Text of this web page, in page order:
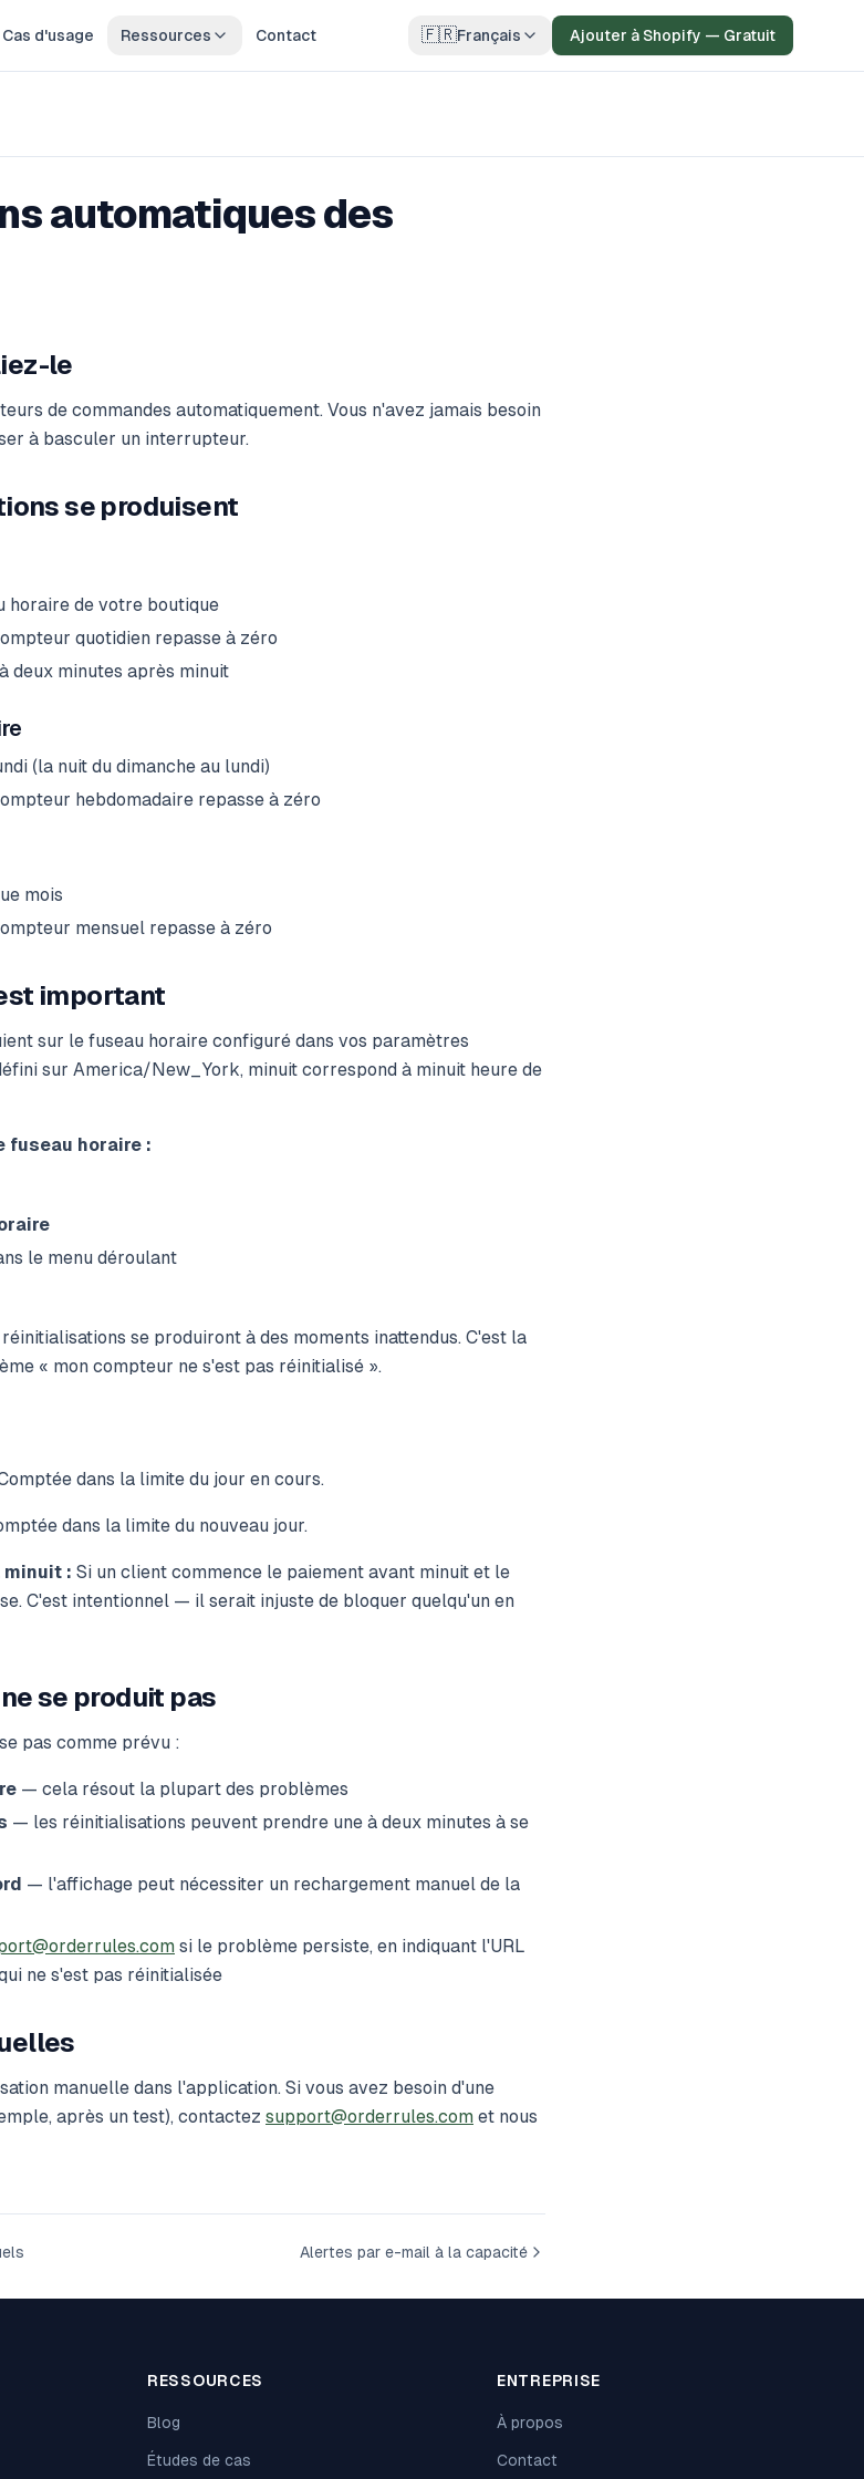
Cas d'usage Ressources Contact 🇫🇷Français Ajouter à Shopify — Gratuit
automatiques des
le
de commandes automatiquement. Vous n'avez jamais besoin
à basculer un interrupteur.
se produisent
horaire de votre boutique
quotidien repasse à zéro
deux minutes après minuit
(la nuit du dimanche au lundi)
hebdomadaire repasse à zéro
mois
mensuel repasse à zéro
important
sur le fuseau horaire configuré dans vos paramètres
sur America/New_York, minuit correspond à minuit heure de
fuseau horaire :
le menu déroulant
se produiront à des moments inattendus. C'est la
« mon compteur ne s'est pas réinitialisé ».
dans la limite du jour en cours.
dans la limite du nouveau jour.
minuit : Si un client commence le paiement avant minuit et le
C'est intentionnel — il serait injuste de bloquer quelqu'un en
se produit pas
pas comme prévu :
— cela résout la plupart des problèmes
— les réinitialisations peuvent prendre une à deux minutes à se
— l'affichage peut nécessiter un rechargement manuel de la
si le problème persiste, en indiquant l'URL
ne s'est pas réinitialisée
manuelle dans l'application. Si vous avez besoin d'une
après un test), contactez support@orderrules.com et nous
Alertes par e-mail à la capacité
RESSOURCES
Blog
Études de cas
ENTREPRISE
À propos
Contact